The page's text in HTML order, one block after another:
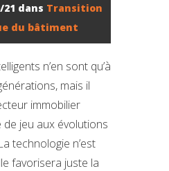
21 dans Transition
du bâtiment
n’en sont qu’à
mais il
immobilier
de jeu aux évolutions
technologie n’est
favorisera juste la